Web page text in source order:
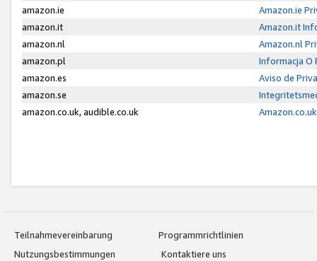
amazon.ie
Amazon.ie
amazon.it
Amazon.it
amazon.nl
Amazon.nl
amazon.pl
Informacja O
amazon.es
Aviso de
amazon.se
amazon.co.uk, audible.co.uk
Teilnahmevereinbarung
Programmrichtlinien
Nutzungsbestimmungen
Kontaktiere uns